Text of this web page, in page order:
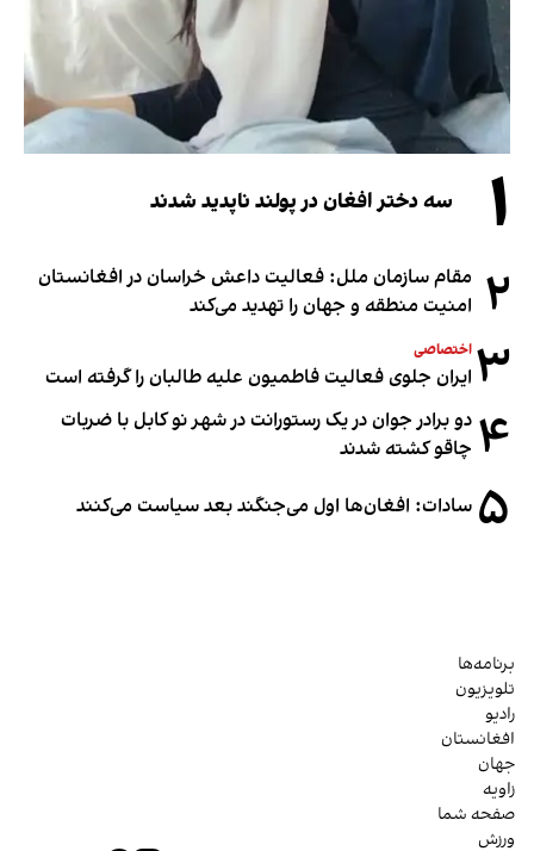
۱ سه دختر افغان در پولند ناپدید شدند
۲ مقام سازمان ملل: فعالیت داعش خراسان در افغانستان
امنیت منطقه و جهان را تهدید می‌کند
۳ اختصاصی
ایران جلوی فعالیت فاطمیون علیه طالبان را گرفته است
۴ دو برادر جوان در یک رستورانت در شهر نو کابل با ضربات
چاقو کشته شدند
۵ سادات: افغان‌ها اول می‌جنگند بعد سیاست می‌کنند
برنامه‌ها
تلویزیون
رادیو
افغانستان
جهان
زاویه
صفحه شما
ورزش